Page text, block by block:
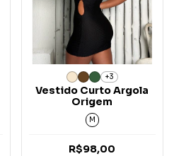
+3
Vestido Curto Argola
Origem
M
R$98,00